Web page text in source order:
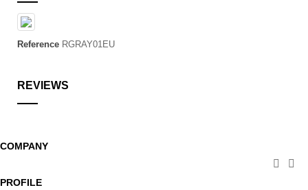
Reference RGRAY01EU
REVIEWS
COMPANY
 
PROFILE